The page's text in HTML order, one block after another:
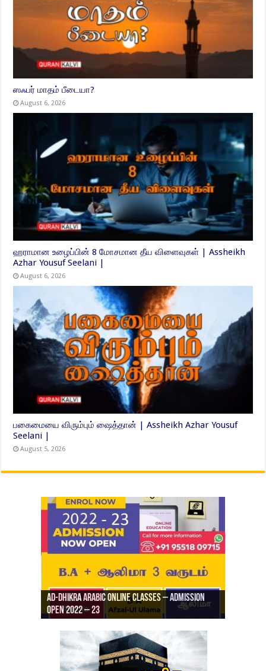
ஸஃபர் மாதம் பீடையா?
August 6, 2026
ஹராமான உழைப்பின் 8 மோசமான தீய விளைவுகள் | Assheikh
Azhar Yousuf Seelani |
August 6, 2026
பகைமையை விரும்பும் ஷைத்தான் | Assheikh Azhar Yousuf
Seelani |
August 5, 2026
Ad-Dhikra Arabic Online Classes – Admission
Open 2022 – 23
Ad-Dhikra Arabic Online Classes – BA Arabic
AD DHIKRA ARABIC COLLEGE ADMISSION
ரியாத் ஜும்ஆ தமிழாக்கம், Jamia Al Hajiri
Masjid (Kuwait Masjid), Malaz, Riyadh